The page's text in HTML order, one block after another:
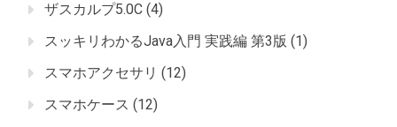
ザスカルプ5.0C (4)
スッキリわかるJava入門 実践編 第3版 (1)
スマホアクセサリ (12)
スマホケース (12)